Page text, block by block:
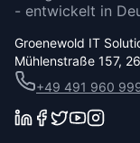
- entwickelt in
Groenewold IT
Mühlenstraße 157,
+49 491 960